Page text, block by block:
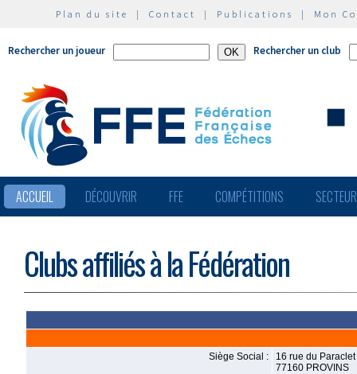
Plan du site | Contact | Publications | Mon
Rechercher un joueur Rechercher un club
ACCUEIL DÉCOUVRIR FFE COMPÉTITIONS
Clubs affiliés à la Fédération
Siège Social :
16 rue du Paraclet
77160 PROVINS